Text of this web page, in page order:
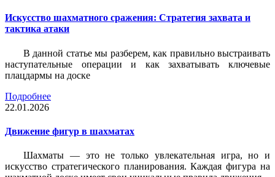
Искусство шахматного сражения: Стратегия захвата и
тактика атаки
В данной статье мы разберем, как правильно выстраивать
наступательные операции и как захватывать ключевые
плацдармы на доске
Подробнее
22.01.2026
Движение фигур в шахматах
Шахматы — это не только увлекательная игра, но и
искусство стратегического планирования. Каждая фигура на